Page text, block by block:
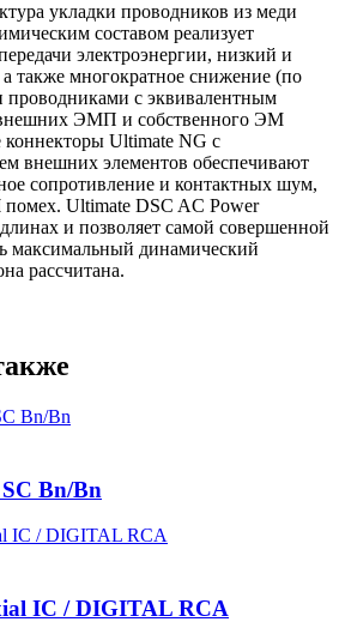
укладки проводников из меди
составом реализует
электроэнергии, низкий и
также многократное снижение (по
с эквивалентным
ЭМП и собственного ЭМ
Ultimate NG с
внешних элементов обеспечивают
сопротивление и контактных шум,
Ultimate DSC AC Power
и позволяет самой совершенной
максимальный динамический
рассчитана.
Bn/Bn
IC / DIGITAL RCA